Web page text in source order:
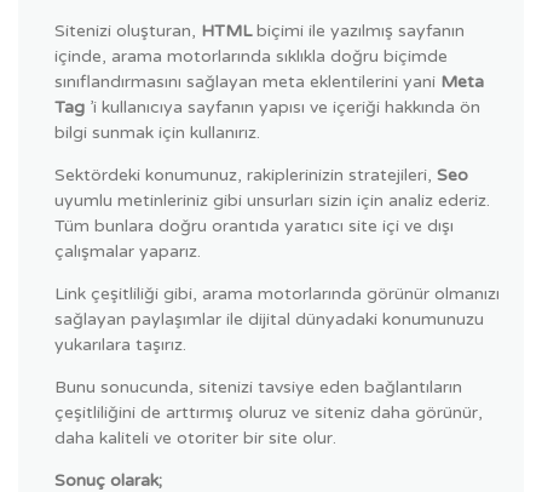
Sitenizi oluşturan, HTMLbiçimi ile yazılmış sayfanın
içinde, arama motorlarında sıklıkla doğru biçimde
sınıflandırmasını sağlayan meta eklentilerini yani Meta
Tag ’i kullanıcıya sayfanın yapısı ve içeriği hakkında ön
bilgi sunmak için kullanırız.
Sektördeki konumunuz, rakiplerinizin stratejileri, Seo
uyumlu metinleriniz gibi unsurları sizin için analiz ederiz.
Tüm bunlara doğru orantıda yaratıcı site içi ve dışı
çalışmalar yaparız.
Link çeşitliliği gibi, arama motorlarında görünür olmanızı
sağlayan paylaşımlar ile dijital dünyadaki konumunuzu
yukarılara taşırız.
Bunu sonucunda, sitenizi tavsiye eden bağlantıların
çeşitliliğini de arttırmış oluruz ve siteniz daha görünür,
daha kaliteli ve otoriter bir site olur.
Sonuç olarak;